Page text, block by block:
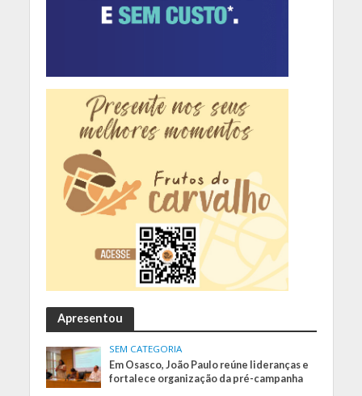
Apresentou
SEM CATEGORIA
Em Osasco, João Paulo reúne lideranças e
fortalece organização da pré-campanha